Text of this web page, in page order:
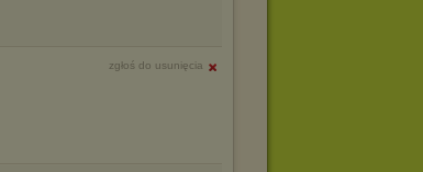
zgłoś do usunięcia